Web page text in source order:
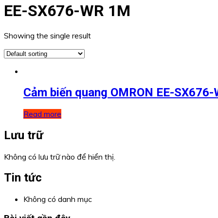
EE-SX676-WR 1M
Showing the single result
Cảm biến quang OMRON EE-SX676-
Read more
Lưu trữ
Không có lưu trữ nào để hiển thị.
Tin tức
Không có danh mục